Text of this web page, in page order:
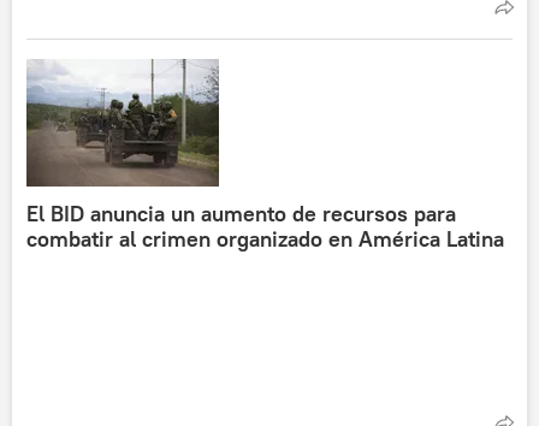
El BID anuncia un aumento de recursos para
combatir al crimen organizado en América Latina